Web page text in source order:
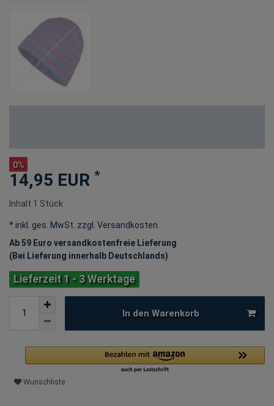
0%
14,95 EUR *
Inhalt 1 Stück
* inkl. ges. MwSt. zzgl.
Versandkosten
Ab 59 Euro versandkostenfreie Lieferung
(Bei Lieferung innerhalb Deutschlands)
Lieferzeit 1 - 3 Werktage
In den Warenkorb
Wunschliste